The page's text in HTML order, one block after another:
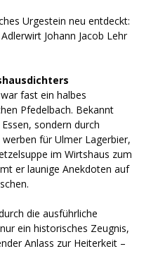
Urgestein neu entdeckt:
Johann Jacob Lehr
fast ein halbes
Pfedelbach. Bekannt
sondern durch
für Ulmer Lagerbier,
im Wirtshaus zum
er launige Anekdoten auf
die ausführliche
ein historisches Zeugnis,
Anlass zur Heiterkeit –